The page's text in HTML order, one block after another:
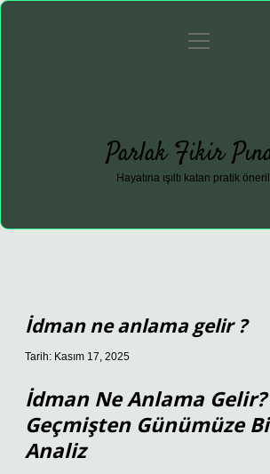
Gizlilik Politikası
menüyü
Parlak Fikir
Hayatına ışıltı katan pratik
İdman ne anlama gelir ?
Tarih: Kasım 17, 2025
İdman Ne Anlama Gelir?
Geçmişten Günümüze
Analiz